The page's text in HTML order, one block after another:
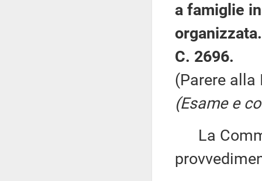
a famiglie
organizzata.
C. 2696.
(Parere alla
(Esame e
La